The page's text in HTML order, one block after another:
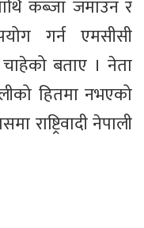
कब्जा जमाउन र
गर्न एमसीसी
बताए । नेता
हितमा नभएको
राष्ट्रिवादी नेपाली